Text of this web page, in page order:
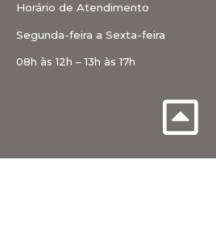
Horário de Atendimento
Segunda-feira a Sexta-feira
08h às 12h – 13h às 17h